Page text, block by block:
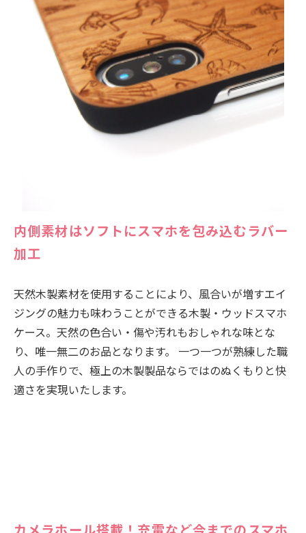
内側素材はソフトにスマホを包み込むラバー
加工
天然木製素材を使用することにより、風合いが増すエイ
ジングの魅力も味わうことができる木製・ウッドスマホ
ケース。天然の色合い・傷や汚れもおしゃれな味とな
り、唯一無二のお品となります。 一つ一つが熟練した職
人の手作りで、極上の木製製品ならではのぬくもりと快
適さを実現いたします。